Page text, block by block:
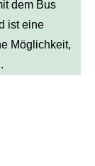
dem Bus
ist eine
Möglichkeit,